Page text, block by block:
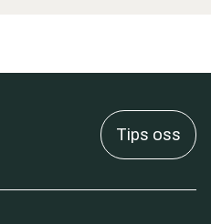
Tips oss